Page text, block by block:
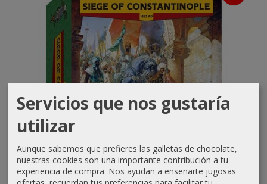
Servicios que nos gustaría
utilizar
Aunque sabemos que prefieres las galletas de chocolate,
nuestras cookies son una importante contribución a tu
experiencia de compra. Nos ayudan a enseñarte jugosas